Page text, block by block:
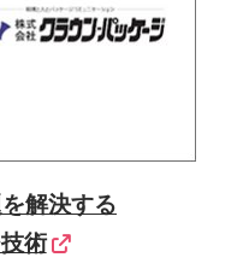
解決する
術